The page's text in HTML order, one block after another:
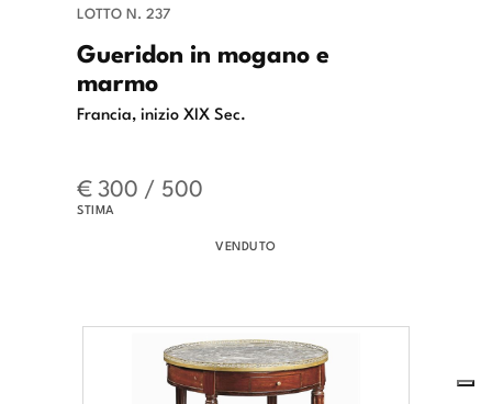
LOTTO N. 237
Gueridon in mogano e
marmo
Francia, inizio XIX Sec.
€ 300 / 500
STIMA
VENDUTO